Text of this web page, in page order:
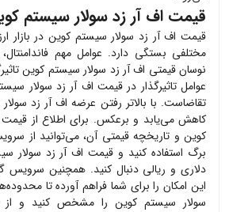
قیمت اف آر زد سولار سیستم
قیمت اف آر زد سولار سیستم کوین در بازار
مختلفی بستگی دارد. عوامل مهم
نوسان قیمتی اف آر زد سولار سیستم کوین
عوامل تاثیرگذار در قیمت اف آر زد سولار
تقاضاست. با بالاتر رفتن عرضه اف آر زد
کاهش می‌یابد و برعکس. برای اطلاع از قیمت
کوین و تاریخچه قیمتی آن، می‌توانید از
برگ استفاده کنید و قیمت اف آر زد سولار
دلاری و ریالی دنبال کنید. همچنین
این امکان را برای شما فراهم آورده تا
سولار سیستم کوین را مشخص کنید و از